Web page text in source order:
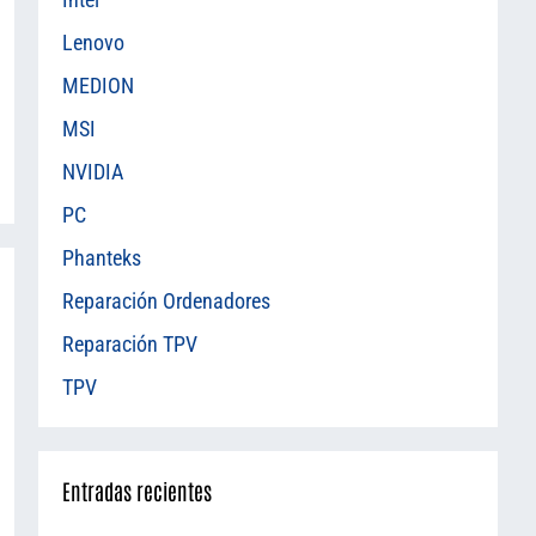
Lenovo
MEDION
MSI
NVIDIA
PC
Phanteks
Reparación Ordenadores
Reparación TPV
TPV
Entradas recientes